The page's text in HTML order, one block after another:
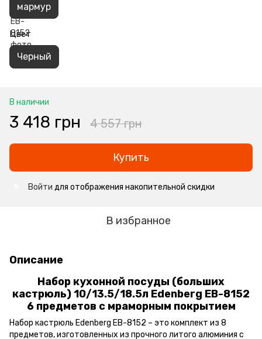
мармур
Цвет
Черный
В наличии
3 418 грн 4 557 грн
Купить
Войти для отображения накопительной скидки
В избранное
Описание
Набор кухонной посуды (больших
кастрюль) 10/13.5/18.5л Edenberg EB-8152
6 предметов с мраморным покрытием
Набор кастрюль Edenberg EB-8152 – это комплект из 8
предметов, изготовленных из прочного литого алюминия с